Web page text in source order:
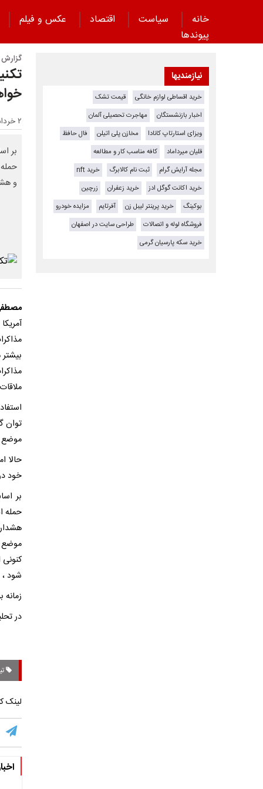
خانه سیاست اقتصاد عکس و فیلم
پیوند‌ها
گزارش
۲ خرداد ۱۴۰۴ - ۱۳:۳۱
بر
و
توان
موضع
حالا
خود
بر
حمله
موضع
شود
در
لینک
نیازمندیها
خرید اقساطی لوازم خانگی
قیمت تشک
اخبار بازنشستگان
مهاجرت تحصیلی آلمان
ویزای استارتاپ کانادا
مخازن پلی اتیلن
فال حافظ
قلیان میرداماد
کافه مناسب کار و مطالعه
مجله آرایش گرام
ثبت نام کالابرگ
خرید nft
خرید اکانت گوگل ادز
خرید زعفران
زرچین
بوکینگ
خرید پرینتر لیبل زن آفرتایم
مزایده خودرو
فروشگاه لوله و اتصالات
طراحی سایت در اصفهان
خرید سکه پارسیان گرمی